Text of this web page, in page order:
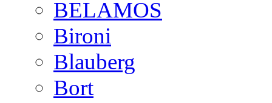
BELAMOS
Bironi
Blauberg
Bort